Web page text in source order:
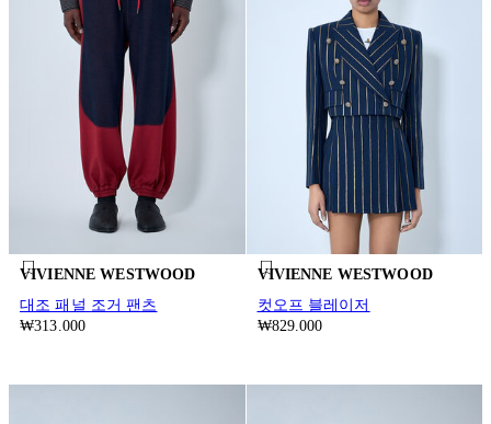
VIVIENNE WESTWOOD
대조 패널 조거 팬츠
₩313.000
VIVIENNE WESTWOOD
컷오프 블레이저
₩829.000